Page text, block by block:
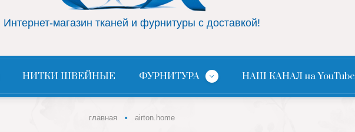
Интернет-магазин тканей и фурнитуры с доставкой!
НИТКИ ШВЕЙНЫЕ ФУРНИТУРА НАШ КАНАЛ на YouTube
главная airton.home